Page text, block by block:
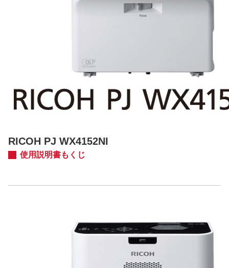
RICOH PJ WX4152NI
使用説明書もくじ